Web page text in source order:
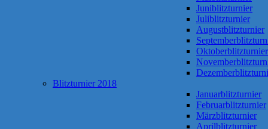
Juniblitzturnier
Juliblitzturnier
Augustblitzturnier
Oktoberblitzturnier
Blitzturnier 2018
Januarblitzturnier
Februarblitzturnier
Märzblitzturnier
Aprilblitzturnier